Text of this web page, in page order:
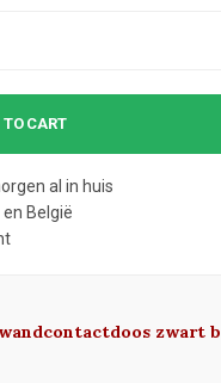
CART
al in huis
België
zwart